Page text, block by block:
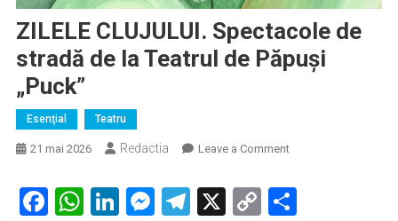
ZILELE CLUJULUI. Spectacole de
stradă de la Teatrul de Păpuși
„Puck”
Esenţial Teatru
21 mai 2026 Redactia Leave a Commenton
CLUJULUI.
Spectacole
Facebook
WhatsApp
LinkedIn
Messenger
Telegram
X Copy